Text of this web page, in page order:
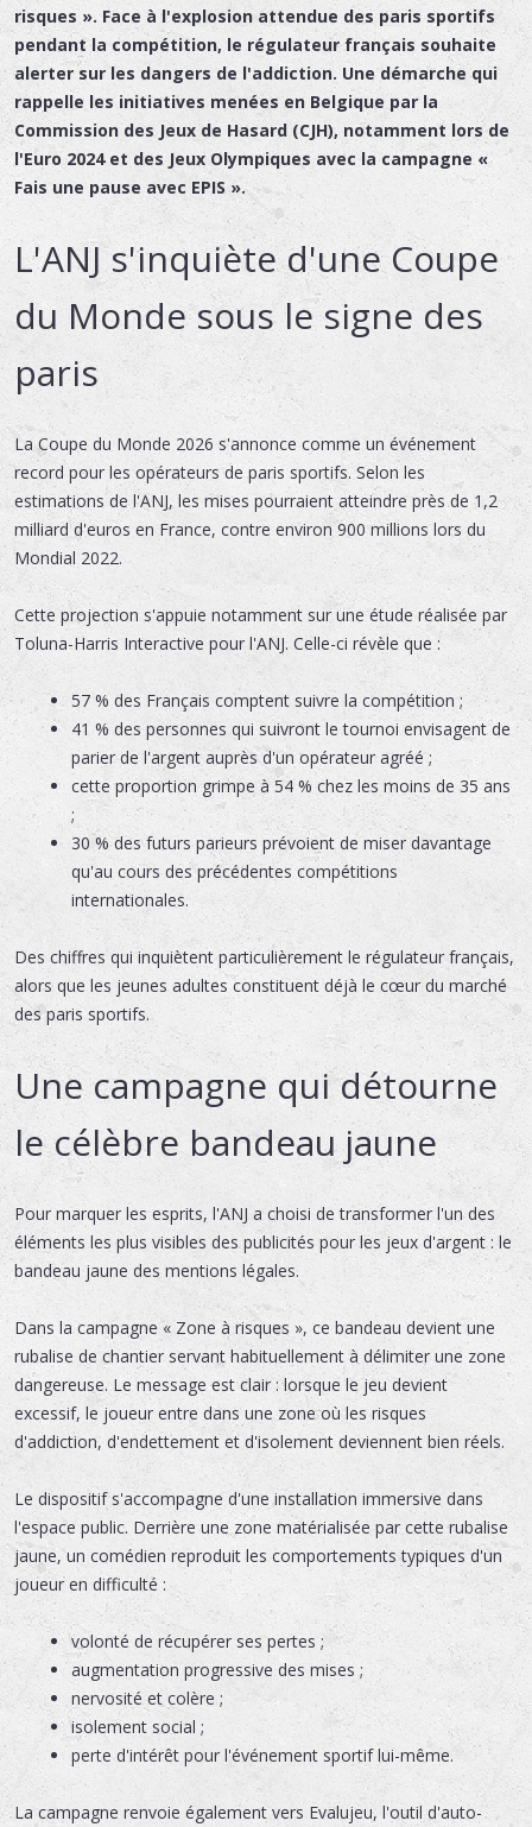
risques ». Face à l'explosion attendue des paris sportifs
pendant la compétition, le régulateur français souhaite
alerter sur les dangers de l'addiction. Une démarche qui
rappelle les initiatives menées en Belgique par la
Commission des Jeux de Hasard (CJH), notamment lors de
l'Euro 2024 et des Jeux Olympiques avec la campagne «
Fais une pause avec EPIS ».
L'ANJ s'inquiète d'une Coupe
du Monde sous le signe des
paris
La Coupe du Monde 2026 s'annonce comme un événement
record pour les opérateurs de paris sportifs. Selon les
estimations de l'ANJ, les mises pourraient atteindre près de 1,2
milliard d'euros en France, contre environ 900 millions lors du
Mondial 2022.
Cette projection s'appuie notamment sur une étude réalisée par
Toluna-Harris Interactive pour l'ANJ. Celle-ci révèle que :
57 % des Français comptent suivre la compétition ;
41 % des personnes qui suivront le tournoi envisagent de
parier de l'argent auprès d'un opérateur agréé ;
cette proportion grimpe à 54 % chez les moins de 35 ans
;
30 % des futurs parieurs prévoient de miser davantage
qu'au cours des précédentes compétitions
internationales.
Des chiffres qui inquiètent particulièrement le régulateur français,
alors que les jeunes adultes constituent déjà le cœur du marché
des paris sportifs.
Une campagne qui détourne
le célèbre bandeau jaune
Pour marquer les esprits, l'ANJ a choisi de transformer l'un des
éléments les plus visibles des publicités pour les jeux d'argent : le
bandeau jaune des mentions légales.
Dans la campagne « Zone à risques », ce bandeau devient une
rubalise de chantier servant habituellement à délimiter une zone
dangereuse. Le message est clair : lorsque le jeu devient
excessif, le joueur entre dans une zone où les risques
d'addiction, d'endettement et d'isolement deviennent bien réels.
Le dispositif s'accompagne d'une installation immersive dans
l'espace public. Derrière une zone matérialisée par cette rubalise
jaune, un comédien reproduit les comportements typiques d'un
joueur en difficulté :
volonté de récupérer ses pertes ;
augmentation progressive des mises ;
nervosité et colère ;
isolement social ;
perte d'intérêt pour l'événement sportif lui-même.
La campagne renvoie également vers Evalujeu, l'outil d'auto-